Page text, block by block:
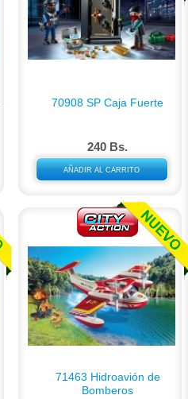
70908 SP Caja Fuerte
240 Bs.
AÑADIR AL CARRITO
71463 Hidroavión de
Bomberos